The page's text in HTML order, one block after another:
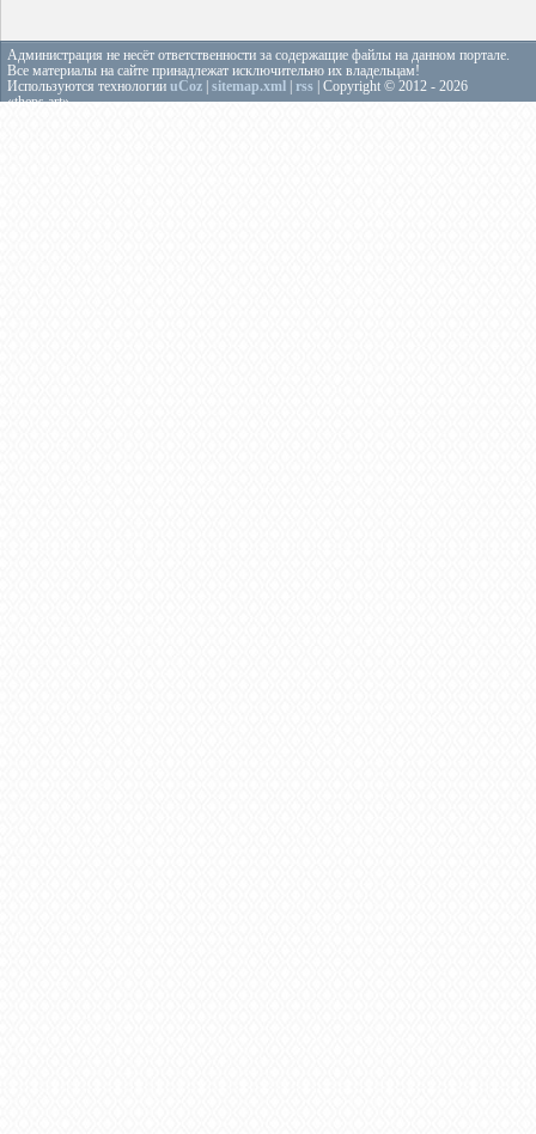
Администрация не несёт ответственности за содержащие файлы на данном портале.
Все материалы на сайте принадлежат исключительно их владельцам!
Используются технологии uCoz sitemap.xml rss | Copyright © 2012 - 2026
«theps.art»